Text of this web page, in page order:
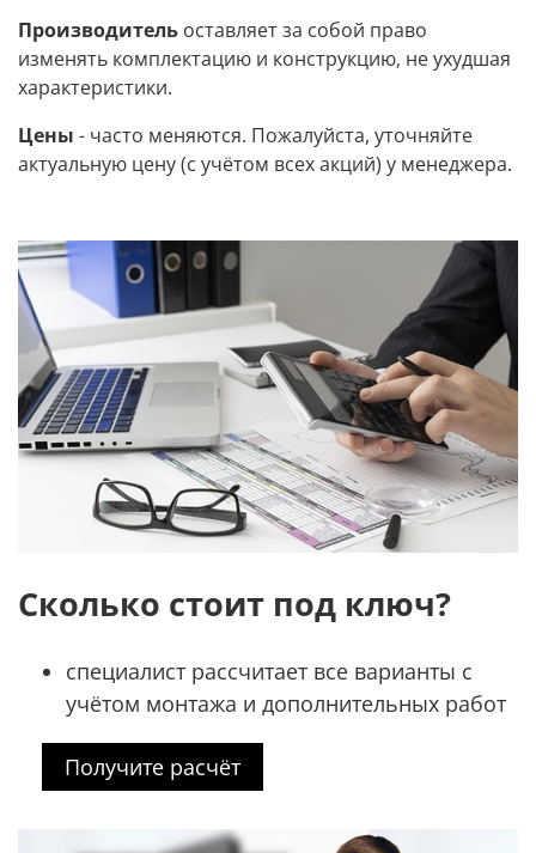
Производитель оставляет за собой право
изменять комплектацию и конструкцию, не ухудшая
характеристики.
Цены - часто меняются. Пожалуйста, уточняйте
актуальную цену (с учётом всех акций) у менеджера.
Сколько стоит под ключ?
специалист рассчитает все варианты с
учётом монтажа и дополнительных работ
Получите расчёт